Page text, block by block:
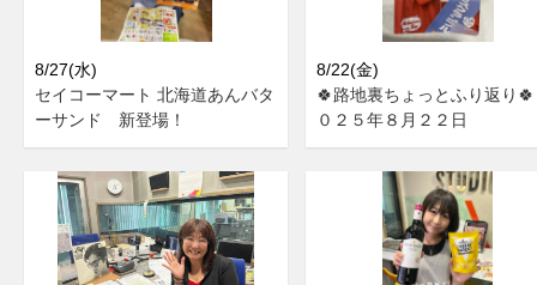
8/27(水)
セイコーマート 北海道あんバタ
ーサンド 新登場！
8/22(金)
🍀路地裏ちょっとふり返り
０２５年８月２２日